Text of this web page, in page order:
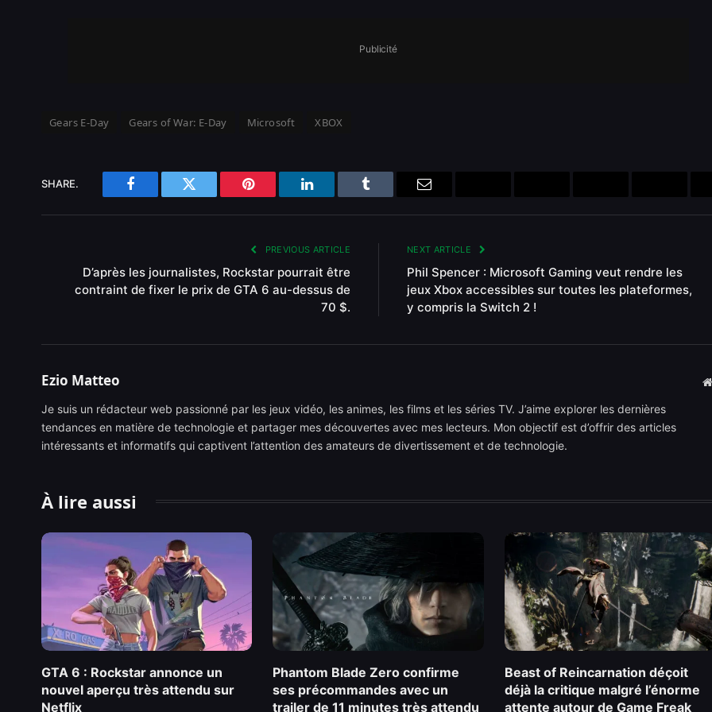
Publicité
Gears E-Day Gears of War: E-Day Microsoft XBOX
SHARE.
Facebook Twitter Pinterest LinkedIn Tumblr Email
PREVIOUS ARTICLE
D’après les journalistes, Rockstar pourrait être
contraint de fixer le prix de GTA 6 au-dessus de
70 $.
NEXT ARTICLE
Phil Spencer : Microsoft Gaming veut rendre les
jeux Xbox accessibles sur toutes les plateformes,
y compris la Switch 2 !
Ezio Matteo
Je suis un rédacteur web passionné par les jeux vidéo, les animes, les films et les séries TV. J’aime explorer les dernières
tendances en matière de technologie et partager mes découvertes avec mes lecteurs. Mon objectif est d’offrir des articles
intéressants et informatifs qui captivent l’attention des amateurs de divertissement et de technologie.
À lire aussi
GTA 6 : Rockstar annonce un
nouvel aperçu très attendu sur
Netflix
Phantom Blade Zero confirme
ses précommandes avec un
trailer de 11 minutes très attendu
Beast of Reincarnation déçoit
déjà la critique malgré l’énorme
attente autour de Game Freak